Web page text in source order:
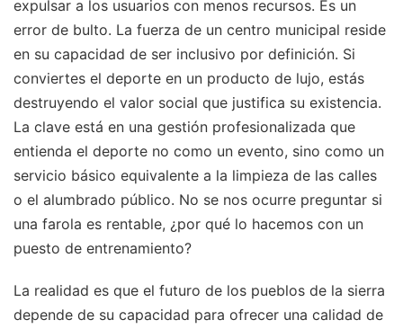
expulsar a los usuarios con menos recursos. Es un
error de bulto. La fuerza de un centro municipal reside
en su capacidad de ser inclusivo por definición. Si
conviertes el deporte en un producto de lujo, estás
destruyendo el valor social que justifica su existencia.
La clave está en una gestión profesionalizada que
entienda el deporte no como un evento, sino como un
servicio básico equivalente a la limpieza de las calles
o el alumbrado público. No se nos ocurre preguntar si
una farola es rentable, ¿por qué lo hacemos con un
puesto de entrenamiento?
La realidad es que el futuro de los pueblos de la sierra
depende de su capacidad para ofrecer una calidad de